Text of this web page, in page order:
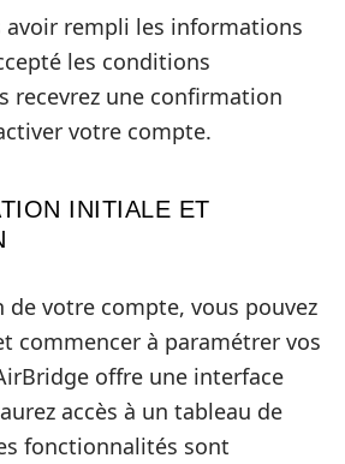
avoir rempli les informations
les conditions
recevrez une confirmation
votre compte.
INITIALE ET
de votre compte, vous pouvez
commencer à paramétrer vos
offre une interface
accès à un tableau de
fonctionnalités sont